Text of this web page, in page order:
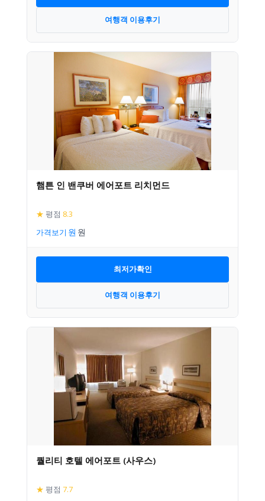
여행객 이용후기
햄튼 인 밴쿠버 에어포트 리치먼드
★ 평점 8.3
가격보기
최저가확인
여행객 이용후기
퀄리티 호텔 에어포트 (사우스)
★ 평점 7.7